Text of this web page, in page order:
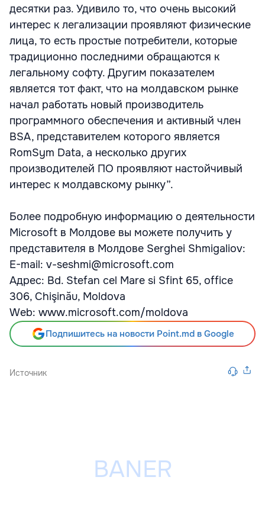
десятки раз. Удивило то, что очень высокий
интерес к легализации проявляют физические
лица, то есть простые потребители, которые
традиционно последними обращаются к
легальному софту. Другим показателем
является тот факт, что на молдавском рынке
начал работать новый производитель
программного обеспечения и активный член
BSA, представителем которого является
RomSym Data, а несколько других
производителей ПО проявляют настойчивый
интерес к молдавскому рынку”.
Более подробную информацию о деятельности
Microsoft в Молдове вы можете получить у
представителя в Молдове Serghei Shmigaliov:
E-mail: v-seshmi@microsoft.com
Адрес: Bd. Stefan cel Mare si Sfint 65, office
306, Chişinău, Moldova
Web: www.microsoft.com/moldova
Подпишитесь на новости Point.md в Google
Источник